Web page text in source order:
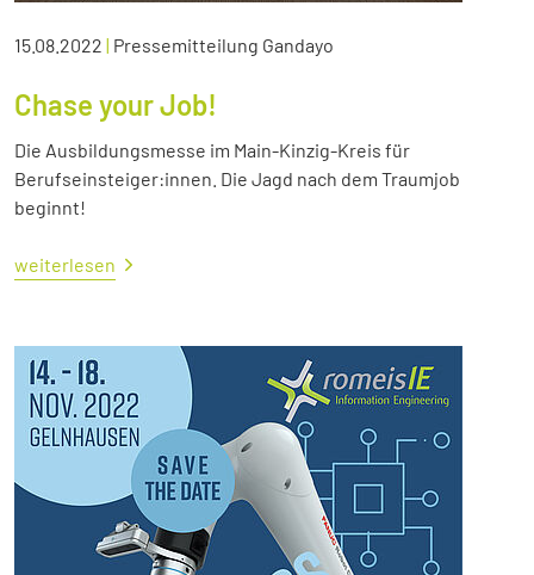
15.08.2022 | Pressemitteilung Gandayo
Chase your Job!
Die Ausbildungsmesse im Main-Kinzig-Kreis für
Berufseinsteiger:innen. Die Jagd nach dem Traumjob
beginnt!
weiterlesen